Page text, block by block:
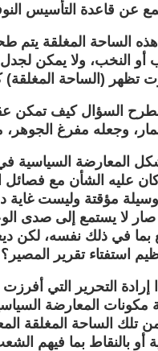
الساحة المغلقة يتم
أو النخب، ولا يمكن لجدل
السؤال كيف تمكن
وجعله مفرغ
المعارضة السياسية في
كان عليه الشأن مع فصائل
مؤقتة وليست غاية
صار لا يستمع إلى صدى
بما في ذلك نفسه، لكن
استفتاء تقرير المصير؟
إرادة التحرير التي
مكونات المعارضة
من تلك الساحة المغلقة
أو بالنقاط بما فيهم